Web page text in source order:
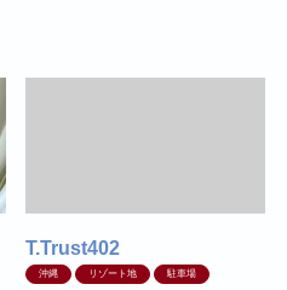
T.Trust402
沖縄 リゾート地 駐車場